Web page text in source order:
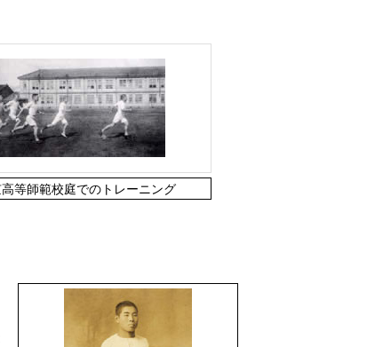
等師範校庭でのトレーニング